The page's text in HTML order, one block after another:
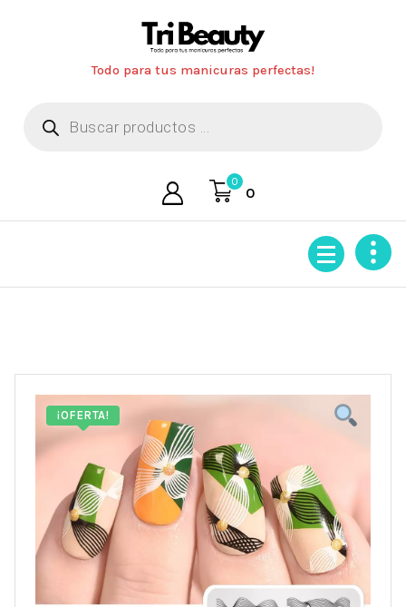
Todo para tus manicuras perfectas!
productos
0
0
¡OFERTA!